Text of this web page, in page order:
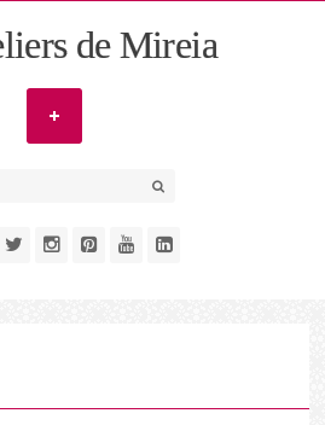
de Mireia